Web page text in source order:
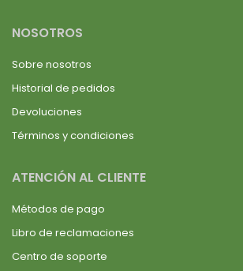
NOSOTROS
Sobre nosotros
Historial de pedidos
Devoluciones
Términos y condiciones
ATENCIÓN AL CLIENTE
Métodos de pago
Libro de reclamaciones
Centro de soporte